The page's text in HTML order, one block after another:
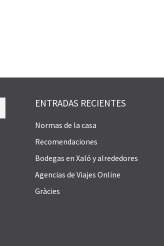
ENTRADAS RECIENTES
Normas de la casa
Recomendaciones
Bodegas en Xaló y alrededores
Agencias de Viajes Online
Gràcies